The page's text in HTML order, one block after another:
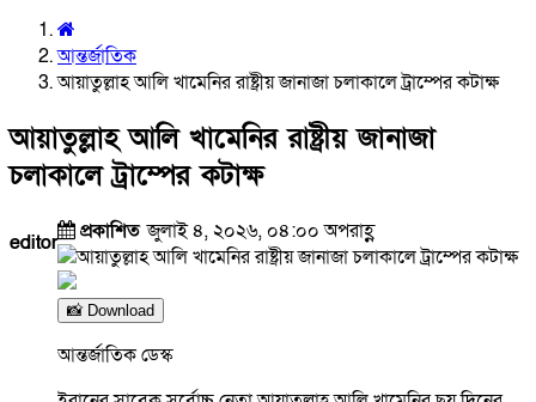
আন্তর্জাতিক
আয়াতুল্লাহ আলি খামেনির রাষ্ট্রীয় জানাজা চলাকালে ট্রাম্পের কটাক্ষ
আয়াতুল্লাহ আলি খামেনির রাষ্ট্রীয় জানাজা
চলাকালে ট্রাম্পের কটাক্ষ
editor প্রকাশিতজুলাই ৪, ২০২৬, ০৪:০০ অপরাহ্ণ
📸 Download
আন্তর্জাতিক ডেস্ক